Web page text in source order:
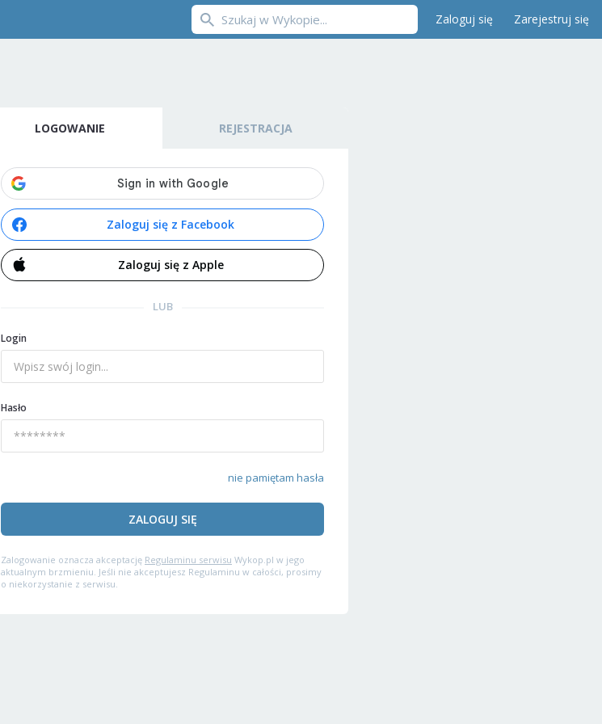
Zaloguj się Zarejestruj się
LOGOWANIE REJESTRACJA
Zaloguj się z Facebook
Zaloguj się z Apple
LUB
Login
Hasło
nie pamiętam hasła
ZALOGUJ SIĘ
Zalogowanie oznacza akceptację Regulaminu serwisu Wykop.pl w jego
aktualnym brzmieniu. Jeśli nie akceptujesz Regulaminu w całości, prosimy
o niekorzystanie z serwisu.